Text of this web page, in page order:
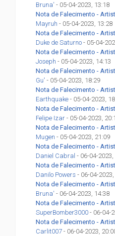
Bruna' - 05-04-2023, 13:18
Nota de Falecimento -
Mayruh - 05-04-2023, 13:28
Nota de Falecimento -
Duke de Saturno - 05-04-
Nota de Falecimento -
Joseph - 05-04-2023, 14:13
Nota de Falecimento -
Gu' - 05-04-2023, 18:29
Nota de Falecimento -
Earthquake - 05-04-2023,
Nota de Falecimento -
Felipe Izar - 05-04-2023,
Nota de Falecimento -
Mugen - 05-04-2023, 21:09
Nota de Falecimento -
Daniel Cabral - 06-04-2023,
Nota de Falecimento -
Danilo Powers - 06-04-
Nota de Falecimento -
Bruna' - 06-04-2023, 14:38
Nota de Falecimento -
SuperBomber3000 - 06-04-
Nota de Falecimento -
Carlit007 - 06-04-2023,